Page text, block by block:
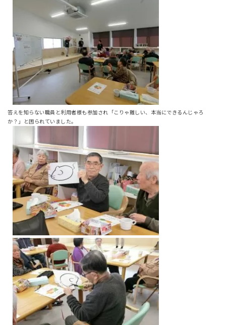
答えを知らない職員と利用者様も参加され「こりゃ難しい、本当にできるんじゃろ
か？」と困られていました。